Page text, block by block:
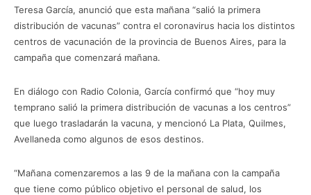
Teresa García, anunció que esta mañana “salió la primera
distribución de vacunas” contra el coronavirus hacia los distintos
centros de vacunación de la provincia de Buenos Aires, para la
campaña que comenzará mañana.
En diálogo con Radio Colonia, García confirmó que “hoy muy
temprano salió la primera distribución de vacunas a los centros”
que luego trasladarán la vacuna, y mencionó La Plata, Quilmes,
Avellaneda como algunos de esos destinos.
“Mañana comenzaremos a las 9 de la mañana con la campaña
que tiene como público objetivo el personal de salud, los